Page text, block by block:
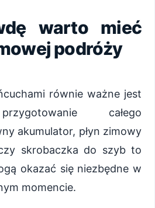
warto mieć
podróży
równie ważne jest
całego
akumulator, płyn zimowy
skrobaczka do szyb to
okazać się niezbędne w
momencie.